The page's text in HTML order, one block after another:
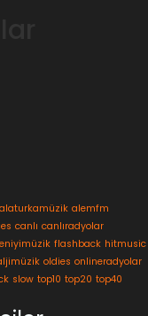
alaturkamüzik alemfm
canlı canlıradyolar
eniyimüzik flashback hitmusic
oldies onlineradyolar
slow top10 top20 top40